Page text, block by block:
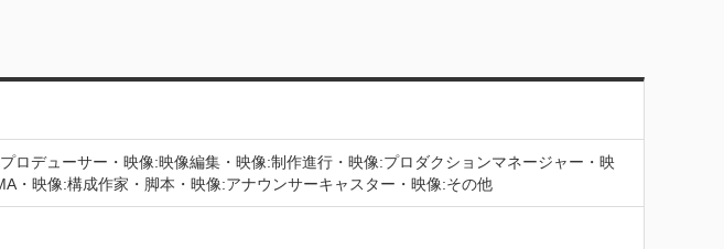
ロデューサー・映像:映像編集・映像:制作進行・映像:プロダクションマネージャー・映
・映像:構成作家・脚本・映像:アナウンサーキャスター・映像:その他